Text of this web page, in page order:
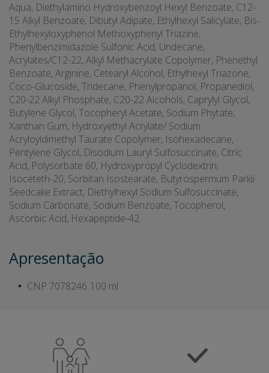
Aqua, Diethylamino Hydroxybenzoyl Hexyl Benzoate, C12-
15 Alkyl Benzoate, Dibutyl Adipate, Ethylhexyl Salicylate, Bis-
Ethylhexyloxyphenol Methoxyphenyl Triazine,
Phenylbenzimidazole Sulfonic Acid, Undecane,
Acrylates/C12-22, Alkyl Methacrylate Copolymer, Phenethyl
Benzoate, Arginine, Cetearyl Alcohol, Ethylhexyl Triazone,
Coco-Glucoside, Tridecane, Phenylpropanol, Propanediol,
C20-22 Alkyl Phosphate, C20-22 Alcohols, Caprylyl Glycol,
Butylene Glycol, Tocopheryl Acetate, Sodium Phytate,
Xanthan Gum, Hydroxyethyl Acrylate/ Sodium
Acryloyldimethyl Taurate Copolymer, Isohexadecane,
Pentylene Glycol, Disodium Lauryl Sulfosuccinate, Citric
Acid, Polysorbate 60, Hydroxypropyl Cyclodextrin,
Isoceteth-20, Sorbitan Isostearate, Butyrospermum Parkii
Seedcake Extract, Diethylhexyl Sodium Sulfosuccinate,
Sodium Carbonate, Sodium Benzoate, Tocopherol,
Ascorbic Acid, Hexapeptide-42.
Apresentação
CNP 7078246 100 ml